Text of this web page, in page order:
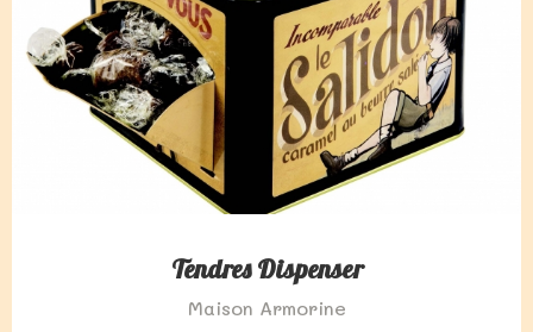
Tendres Dispenser
Maison Armorine